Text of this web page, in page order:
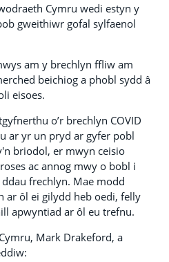
Cymru wedi estyn y
gweithiwr gofal sylfaenol
am y brechlyn ffliw am
beichiog a phobl sydd â
eisoes.
o’r brechlyn COVID
ar yr un pryd ar gyfer pobl
briodol, er mwyn ceisio
ac annog mwy o bobl i
frechlyn. Mae modd
ar ôl ei gilydd heb oedi, felly
apwyntiad ar ôl eu trefnu.
Mark Drakeford, a